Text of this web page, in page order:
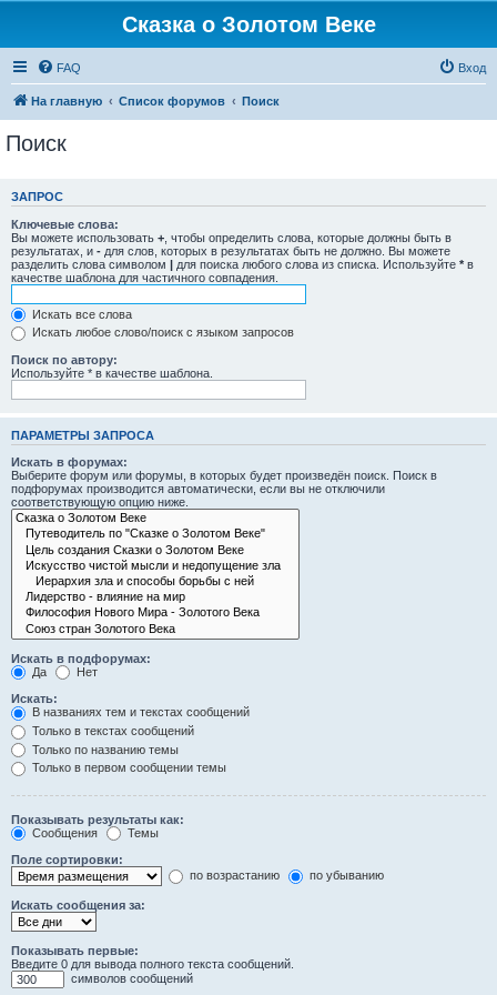
Сказка о Золотом Веке
FAQ Вход
На главную Список форумов Поиск
Поиск
ЗАПРОС
Ключевые слова:
Вы можете использовать + , чтобы определить слова, которые должны быть в
результатах, и - для слов, которых в результатах быть не должно. Вы можете
разделить слова символом | для поиска любого слова из списка. Используйте * в
качестве шаблона для частичного совпадения.
Искать все слова
Искать любое слово/поиск с языком запросов
Поиск по автору:
Используйте * в качестве шаблона.
ПАРАМЕТРЫ ЗАПРОСА
Искать в форумах:
Выберите форум или форумы, в которых будет произведён поиск. Поиск в
подфорумах производится автоматически, если вы не отключили
соответствующую опцию ниже.
Искать в подфорумах:
Да
Нет
Искать:
В названиях тем и текстах сообщений
Только в текстах сообщений
Только по названию темы
Только в первом сообщении темы
Показывать результаты как:
Сообщения
Темы
Поле сортировки:
по возрастанию
по убыванию
Искать сообщения за:
Показывать первые:
Введите 0 для вывода полного текста сообщений.
символов сообщений